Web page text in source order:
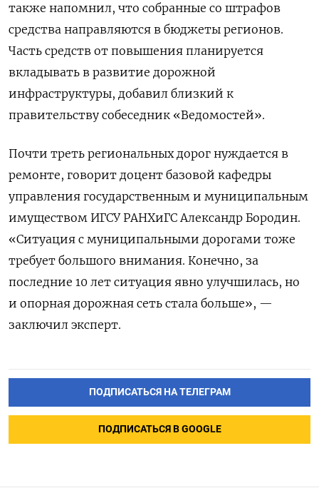
также напомнил, что собранные со штрафов
средства направляются в бюджеты регионов.
Часть средств от повышения планируется
вкладывать в развитие дорожной
инфраструктуры, добавил близкий к
правительству собеседник «Ведомостей».
Почти треть региональных дорог нуждается в
ремонте, говорит доцент базовой кафедры
управления государственным и муниципальным
имуществом ИГСУ РАНХиГС Александр Бородин.
«Ситуация с муниципальными дорогами тоже
требует большого внимания. Конечно, за
последние 10 лет ситуация явно улучшилась, но
и опорная дорожная сеть стала больше», —
заключил эксперт.
ПОДПИСАТЬСЯ НА ТЕЛЕГРАМ
ПОДПИСАТЬСЯ В GOOGLE